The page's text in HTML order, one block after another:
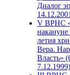
Диалог
V ВРНС
накануне
летия
Вера.
Власть»
7.12.1999)